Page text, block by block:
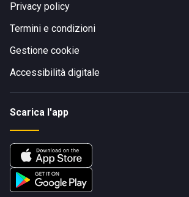
Privacy policy
Termini e condizioni
Gestione cookie
Accessibilità digitale
Scarica l'app